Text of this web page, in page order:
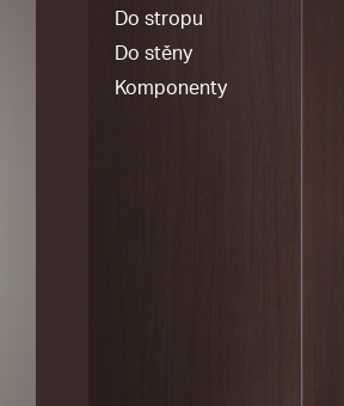
Do stropu
Do stěny
Komponenty